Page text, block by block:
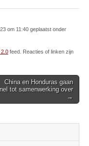
om 11:40 geplaatst onder
2.0 feed. Reacties of linken zijn
China en Honduras gaan
tot samenwerking over
→